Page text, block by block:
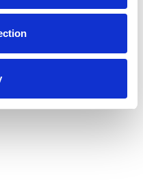
er ikke bundet til én